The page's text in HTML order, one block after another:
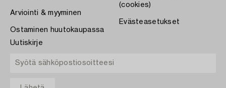
Arviointi & myyminen
Ostaminen huutokaupassa
(cookies)
Evästeasetukset
Uutiskirje